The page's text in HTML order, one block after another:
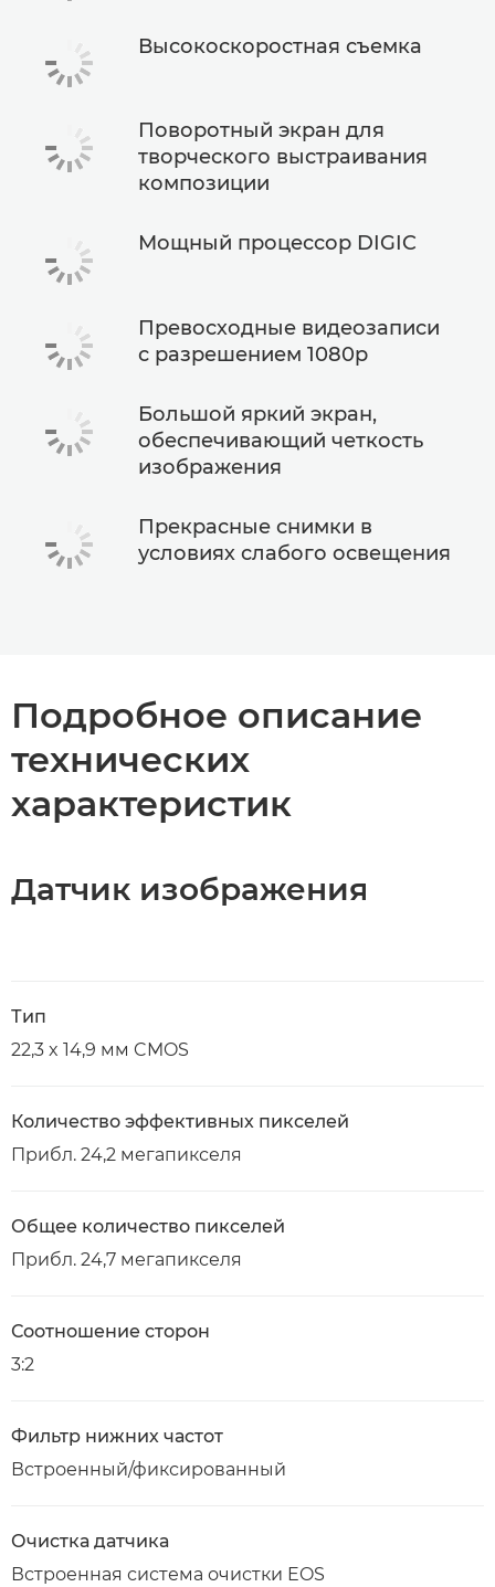
Высокоскоростная съемка
Поворотный экран для
творческого выстраивания
композиции
Мощный процессор DIGIC
Превосходные видеозаписи
с разрешением 1080p
Большой яркий экран,
обеспечивающий четкость
изображения
Прекрасные снимки в
условиях слабого освещения
Подробное описание
технических
характеристик
Датчик изображения
Тип
22,3 x 14,9 мм CMOS
Количество эффективных пикселей
Прибл. 24,2 мегапикселя
Общее количество пикселей
Прибл. 24,7 мегапикселя
Соотношение сторон
3:2
Фильтр нижних частот
Встроенный/фиксированный
Очистка датчика
Встроенная система очистки EOS